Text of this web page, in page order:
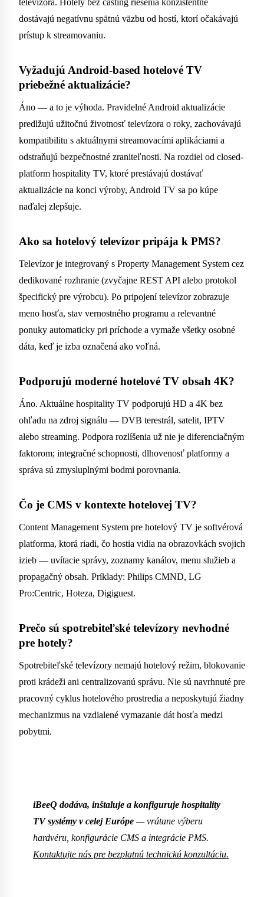
televízora. Hotely bez casting riešenia konzistentne
dostávajú negatívnu spätnú väzbu od hostí, ktorí očakávajú
prístup k streamovaniu.
Vyžadujú Android-based hotelové TV
priebežné aktualizácie?
Áno — a to je výhoda. Pravidelné Android aktualizácie
predlžujú užitočnú životnosť televízora o roky, zachovávajú
kompatibilitu s aktuálnymi streamovacími aplikáciami a
odstraňujú bezpečnostné zraniteľnosti. Na rozdiel od closed-
platform hospitality TV, ktoré prestávajú dostávať
aktualizácie na konci výroby, Android TV sa po kúpe
naďalej zlepšuje.
Ako sa hotelový televízor pripája k PMS?
Televízor je integrovaný s Property Management System cez
dedikované rozhranie (zvyčajne REST API alebo protokol
špecifický pre výrobcu). Po pripojení televízor zobrazuje
meno hosťa, stav vernostného programu a relevantné
ponuky automaticky pri príchode a vymaže všetky osobné
dáta, keď je izba označená ako voľná.
Podporujú moderné hotelové TV obsah 4K?
Áno. Aktuálne hospitality TV podporujú HD a 4K bez
ohľadu na zdroj signálu — DVB terestrál, satelit, IPTV
alebo streaming. Podpora rozlíšenia už nie je diferenciačným
faktorom; integračné schopnosti, dlhovenosť platformy a
správa sú zmysluplnými bodmi porovnania.
Čo je CMS v kontexte hotelovej TV?
Content Management System pre hotelový TV je softvérová
platforma, ktorá riadi, čo hostia vidia na obrazovkách svojich
izieb — uvítacie správy, zoznamy kanálov, menu služieb a
propagačný obsah. Príklady: Philips CMND, LG
Pro:Centric, Hoteza, Digiguest.
Prečo sú spotrebiteľské televízory nevhodné
pre hotely?
Spotrebiteľské televízory nemajú hotelový režim, blokovanie
proti krádeži ani centralizovanú správu. Nie sú navrhnuté pre
pracovný cyklus hotelového prostredia a neposkytujú žiadny
mechanizmus na vzdialené vymazanie dát hosťa medzi
pobytmi.
iBeeQ dodáva, inštaluje a konfiguruje hospitality
TV systémy v celej Európe — vrátane výberu
hardvéru, konfigurácie CMS a integrácie PMS.
Kontaktujte nás pre bezplatnú technickú konzultáciu.